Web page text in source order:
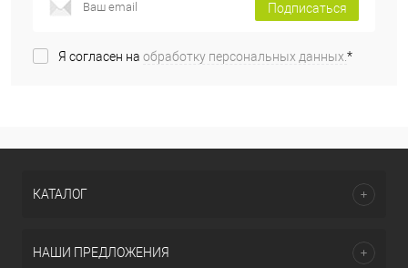
Подписаться
Я согласен на обработку персональных данных.*
КАТАЛОГ
НАШИ ПРЕДЛОЖЕНИЯ